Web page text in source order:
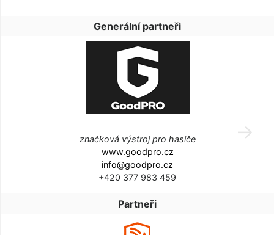
Generální partneři
značková výstroj pro hasiče
www.goodpro.cz
info@goodpro.cz
+420 377 983 459
Partneři